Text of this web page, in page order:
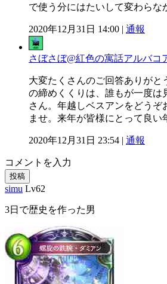
で使う分にはたいして変わらな
2020年12月31日 14:00 | 通報
さぼさぼ@紅色の寓話アルバコ
大変たくさんのご回答ありがと
の締めくくりは、誰もが一度は
さん。年越しベスアンをどうぞ
ませ。来年が皆様にとって良い
2020年12月31日 23:54 | 通報
コメントを入力
投稿
simu Lv62
3日で歴史を作った男